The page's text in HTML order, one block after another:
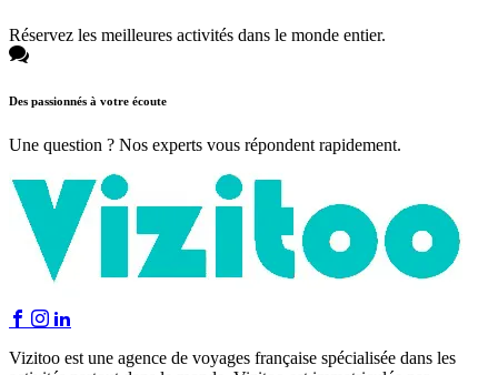
Réservez les meilleures activités dans le monde entier.
Des passionnés à votre écoute
Une question ? Nos experts vous répondent rapidement.
Vizitoo est une agence de voyages française spécialisée dans les